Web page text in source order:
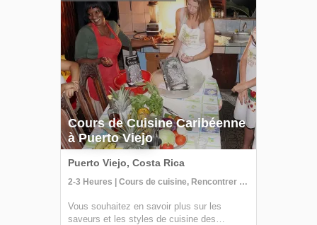
Cours de Cuisine Caribéenne
à Puerto Viejo
Puerto Viejo, Costa Rica
2-3 Heures | Cours de cuisine, Rencontrer les habitants
Vous souhaitez en savoir plus sur les
saveurs et les styles de cuisine des